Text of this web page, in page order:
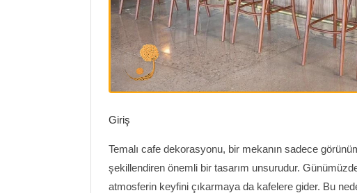
Giriş
Temalı cafe dekorasyonu, bir mekanın sadece
şekillendiren önemli bir tasarım unsurudur.
atmosferin keyfini çıkarmaya da kafelere gider. Bu